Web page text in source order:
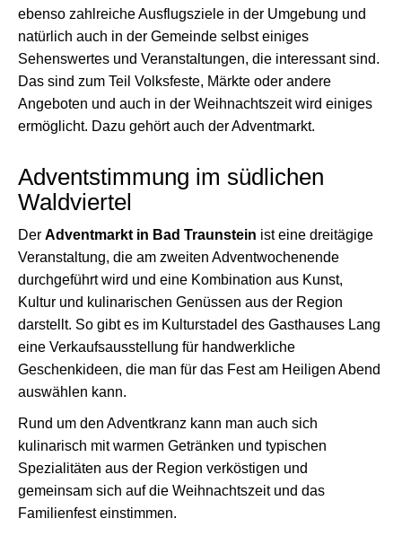
ebenso zahlreiche Ausflugsziele in der Umgebung und
natürlich auch in der Gemeinde selbst einiges
Sehenswertes und Veranstaltungen, die interessant sind.
Das sind zum Teil Volksfeste, Märkte oder andere
Angeboten und auch in der Weihnachtszeit wird einiges
ermöglicht. Dazu gehört auch der Adventmarkt.
Adventstimmung im südlichen
Waldviertel
Der Adventmarkt in Bad Traunstein ist eine dreitägige
Veranstaltung, die am zweiten Adventwochenende
durchgeführt wird und eine Kombination aus Kunst,
Kultur und kulinarischen Genüssen aus der Region
darstellt. So gibt es im Kulturstadel des Gasthauses Lang
eine Verkaufsausstellung für handwerkliche
Geschenkideen, die man für das Fest am Heiligen Abend
auswählen kann.
Rund um den Adventkranz kann man auch sich
kulinarisch mit warmen Getränken und typischen
Spezialitäten aus der Region verköstigen und
gemeinsam sich auf die Weihnachtszeit und das
Familienfest einstimmen.